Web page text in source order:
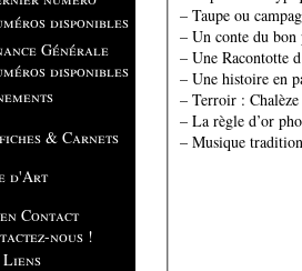
disponibles
Générale
disponibles
& Carnets
d'Art
Contact
nous !
– Taupe ou
– Un conte du bon
– Une Racontotte
– Une histoire en
– Terroir :
– La règle d’or
– Musique